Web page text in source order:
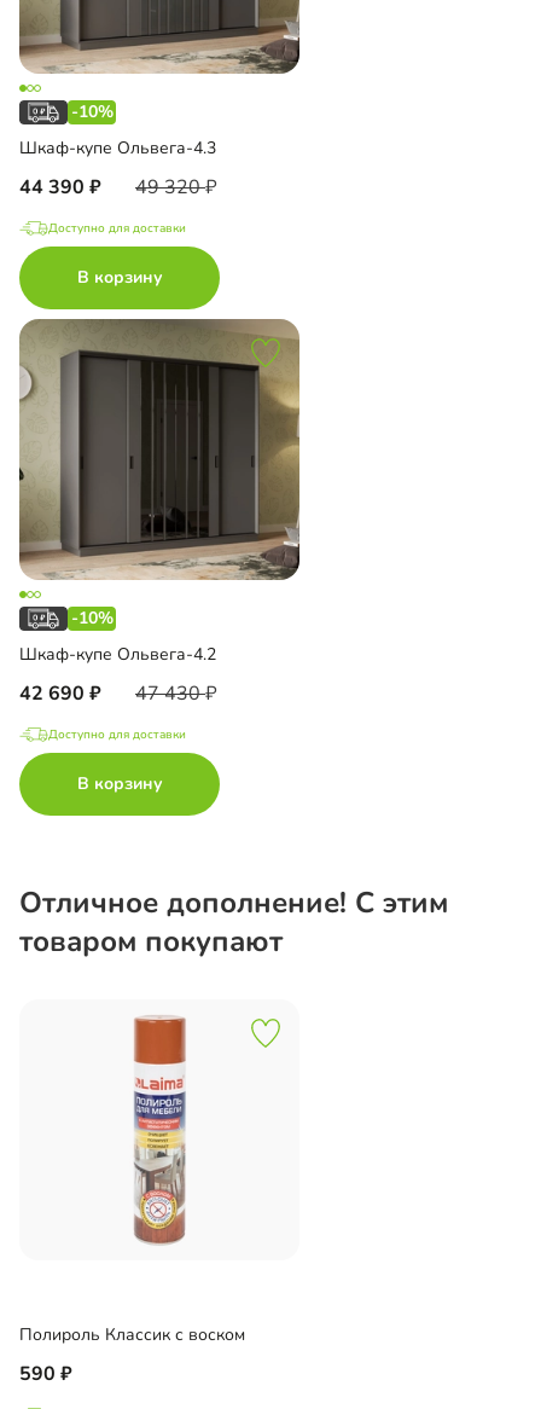
-10%
Шкаф-купе Ольвега-4.3
44 390 49 320
Доступно для доставки
В корзину
-10%
Шкаф-купе Ольвега-4.2
42 690 47 430
Доступно для доставки
В корзину
Отличное дополнение! С этим
товаром покупают
Полироль Классик с воском
590